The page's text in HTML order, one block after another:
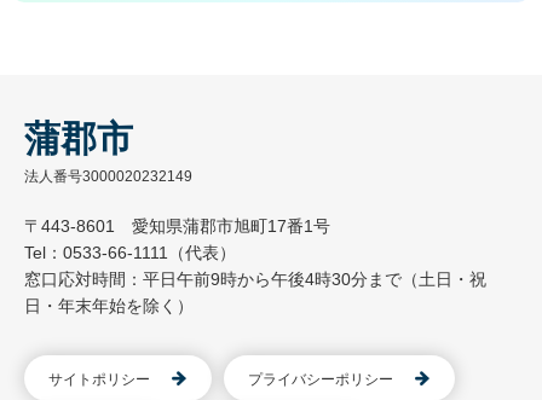
蒲郡市
法人番号3000020232149
〒443-8601 愛知県蒲郡市旭町17番1号
Tel：0533-66-1111（代表）
窓口応対時間：平日午前9時から午後4時30分まで（土日・祝
日・年末年始を除く）
サイトポリシー プライバシーポリシー